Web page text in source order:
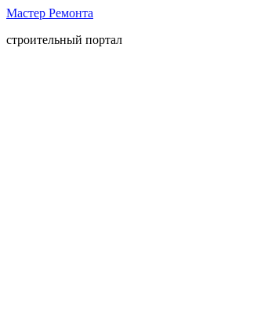
Мастер Ремонта
строительный портал